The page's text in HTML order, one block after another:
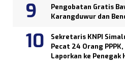
Pengobatan Gratis
Karangduwur dan
Sekretaris KNPI
Pecat 24 Orang
Laporkan ke Penegak